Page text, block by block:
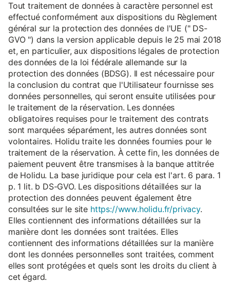
Tout traitement de données à caractère personnel est
effectué conformément aux dispositions du Règlement
général sur la protection des données de l'UE (" DS-
GVO ") dans la version applicable depuis le 25 mai 2018
et, en particulier, aux dispositions légales de protection
des données de la loi fédérale allemande sur la
protection des données (BDSG). Il est nécessaire pour
la conclusion du contrat que l'Utilisateur fournisse ses
données personnelles, qui seront ensuite utilisées pour
le traitement de la réservation. Les données
obligatoires requises pour le traitement des contrats
sont marquées séparément, les autres données sont
volontaires. Holidu traite les données fournies pour le
traitement de la réservation. À cette fin, les données de
paiement peuvent être transmises à la banque attitrée
de Holidu. La base juridique pour cela est l'art. 6 para. 1
p. 1 lit. b DS-GVO. Les dispositions détaillées sur la
protection des données peuvent également être
consultées sur le site https://www.holidu.fr/privacy.
Elles contiennent des informations détaillées sur la
manière dont les données sont traitées. Elles
contiennent des informations détaillées sur la manière
dont les données personnelles sont traitées, comment
elles sont protégées et quels sont les droits du client à
cet égard.